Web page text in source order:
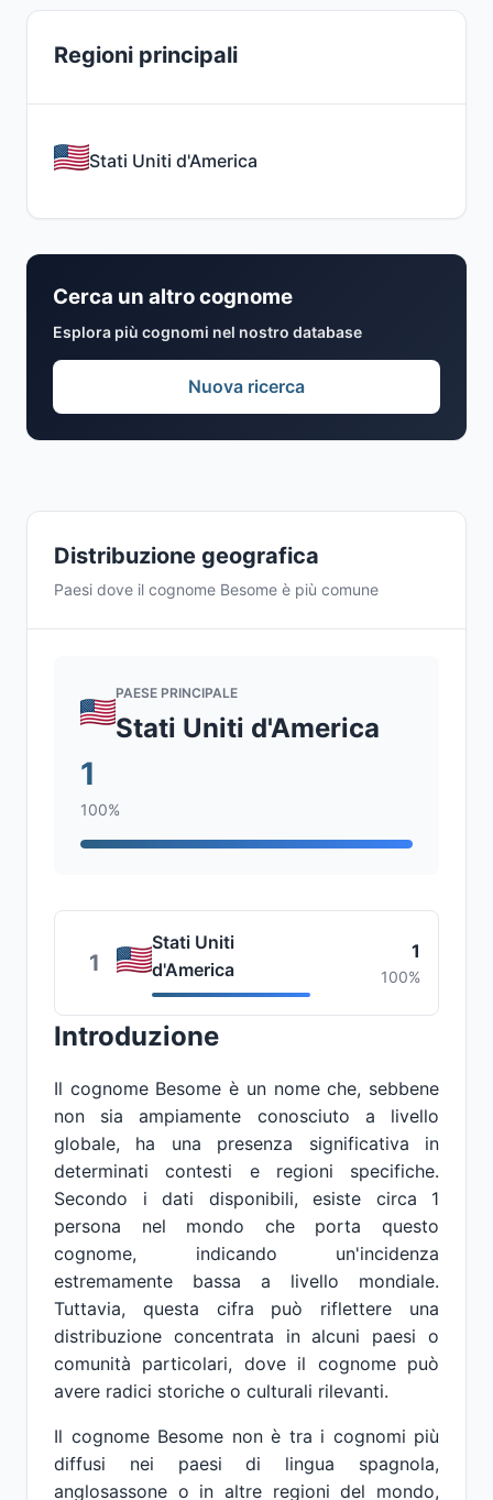
Distribuzione geografica
Paesi dove il cognome Besome è più comune
PAESE PRINCIPALE
Stati Uniti d'America
1
100%
1
Stati Uniti
d'America
1
100%
Introduzione
Il cognome Besome è un nome che, sebbene
non sia ampiamente conosciuto a livello
globale, ha una presenza significativa in
determinati contesti e regioni specifiche.
Secondo i dati disponibili, esiste circa 1
persona nel mondo che porta questo
cognome, indicando un'incidenza
estremamente bassa a livello mondiale.
Tuttavia, questa cifra può riflettere una
distribuzione concentrata in alcuni paesi o
comunità particolari, dove il cognome può
avere radici storiche o culturali rilevanti.
Il cognome Besome non è tra i cognomi più
diffusi nei paesi di lingua spagnola,
anglosassone o in altre regioni del mondo,
Regioni principali
Stati Uniti d'America
Cerca un altro cognome
Esplora più cognomi nel nostro database
Nuova ricerca